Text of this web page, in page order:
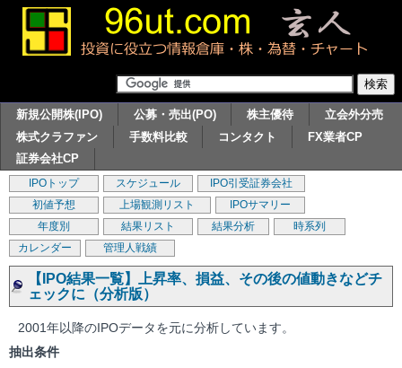
新規公開株(IPO) 公募・売出(PO) 株主優待
立会外分売
株式クラファン
手数料比較 コンタクト
FX業者CP
証券会社CP
IPOトップ スケジュール
IPO引受証券会社
初値予想
上場観測リスト
IPOサマリー
年度別
結果リスト 結果分析
時系列
カレンダー
管理人戦績
【IPO結果一覧】上昇率、損益、その後の値動きなどチ
ェックに（分析版）
2001年以降のIPOデータを元に分析しています。
抽出条件